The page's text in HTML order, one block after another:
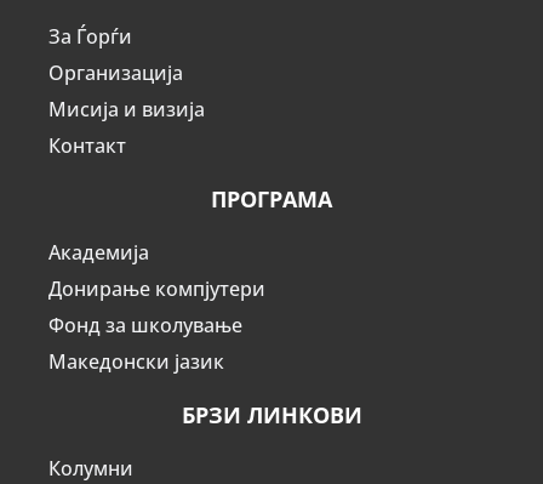
За Ѓорѓи
Организација
Мисија и визија
Контакт
ПРОГРАМА
Академија
Донирање компјутери
Фонд за школување
Македонски јазик
БРЗИ ЛИНКОВИ
Колумни